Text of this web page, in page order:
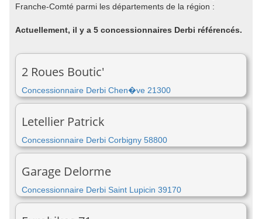
Franche-Comté parmi les départements de la région :
Actuellement, il y a 5 concessionnaires Derbi référencés.
2 Roues Boutic'
Concessionnaire Derbi Chen�ve 21300
Letellier Patrick
Concessionnaire Derbi Corbigny 58800
Garage Delorme
Concessionnaire Derbi Saint Lupicin 39170